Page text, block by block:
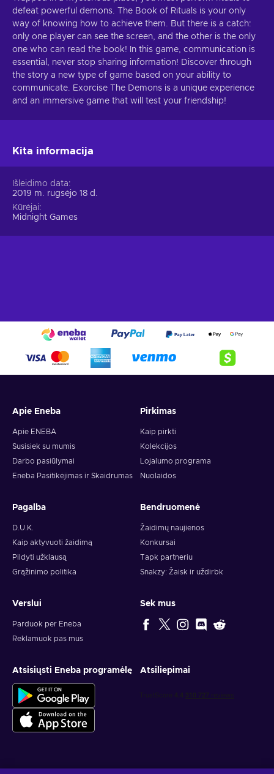
defeat powerful demons. The Book of Rituals is your only
way of knowing how to achieve them. But there is a catch:
only one player can see the screen, and the other is the only
one who can read the book! In this game, communication is
essential, never stop sharing information! Discover through
the story a new type of game based on your ability to
communicate. Exorcise The Demons is a unique experience
and an immersive game that will test your friendship!
Kita informacija
Išleidimo data
2019 m. rugsėjo 18 d.
Kūrėjai
Midnight Games
Apie Eneba
Apie ENEBA
Susisiek su mumis
Darbo pasiūlymai
Eneba Pasitikėjimas ir Skaidrumas
Pirkimas
Kaip pirkti
Kolekcijos
Lojalumo programa
Nuolaidos
Pagalba
D.U.K.
Kaip aktyvuoti žaidimą
Pildyti užklausą
Grąžinimo politika
Bendruomenė
Žaidimų naujienos
Konkursai
Tapk partneriu
Snakzy: Žaisk ir uždirbk
Verslui
Parduok per Eneba
Reklamuok pas mus
Sek mus
Atsisiųsti Eneba programėlę Atsiliepimai